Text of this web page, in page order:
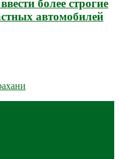
более строгие
автомобилей